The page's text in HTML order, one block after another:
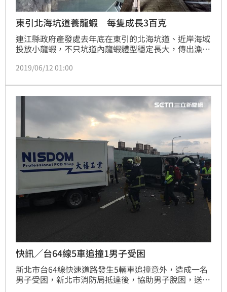
東引北海坑道養龍蝦 每隻成長3百克
連江縣政府產發處去年底在東引的北海坑道、近岸海域
投放小龍蝦，不只坑道內龍蝦體型穩定長大，傳出漁民
蝦，證明東引確實適合龍蝦生存。
2019/06/12 01:00
快訊／台64線5車追撞1男子受困
新北市台64線快速道路發生5輛車追撞意外，造成一名
男子受困，新北市消防局抵達後，協助男子脫困，送往